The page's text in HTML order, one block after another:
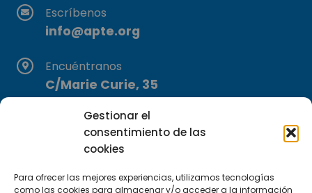
Gestionar el
consentimiento de las
cookies
Para ofrecer las mejores experiencias, utilizamos tecnologías
como las cookies para almacenar y/o acceder a la información
Escríbenos
info@apte.org
Encuéntranos
C/Marie Curie, 35